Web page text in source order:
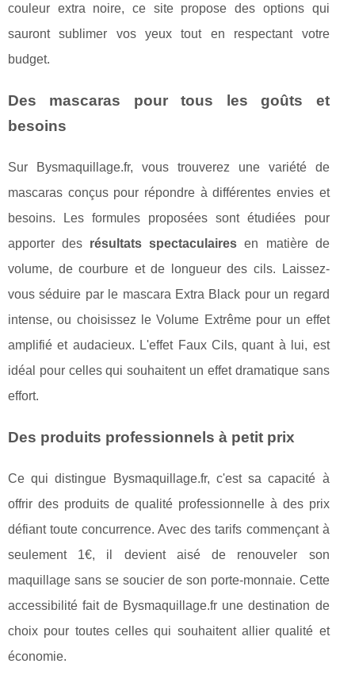
couleur extra noire, ce site propose des options qui
sauront sublimer vos yeux tout en respectant votre
budget.
Des mascaras pour tous les goûts et
besoins
Sur Bysmaquillage.fr, vous trouverez une variété de
mascaras conçus pour répondre à différentes envies et
besoins. Les formules proposées sont étudiées pour
apporter des résultats spectaculaires en matière de
volume, de courbure et de longueur des cils. Laissez-
vous séduire par le mascara Extra Black pour un regard
intense, ou choisissez le Volume Extrême pour un effet
amplifié et audacieux. L'effet Faux Cils, quant à lui, est
idéal pour celles qui souhaitent un effet dramatique sans
effort.
Des produits professionnels à petit prix
Ce qui distingue Bysmaquillage.fr, c'est sa capacité à
offrir des produits de qualité professionnelle à des prix
défiant toute concurrence. Avec des tarifs commençant à
seulement 1€, il devient aisé de renouveler son
maquillage sans se soucier de son porte-monnaie. Cette
accessibilité fait de Bysmaquillage.fr une destination de
choix pour toutes celles qui souhaitent allier qualité et
économie.